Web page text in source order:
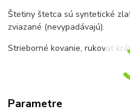
Štetiny štetca sú syntetické
zviazané (nevypadávajú).
Strieborné kovanie, rukoväť
Parametre